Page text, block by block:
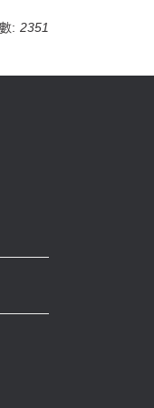
: 2351